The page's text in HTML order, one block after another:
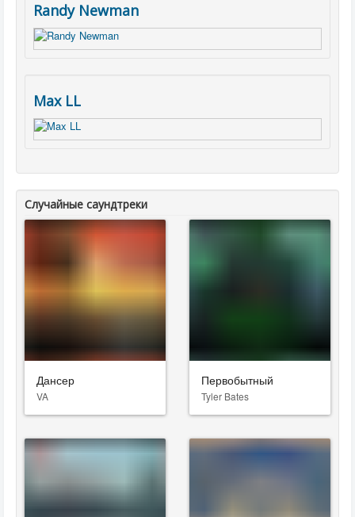
Randy Newman
Max LL
Случайные саундтреки
Дансер
VA
Первобытный
Tyler Bates